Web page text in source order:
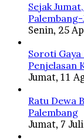
Sejak
Palembang-
Senin, 25
Soroti
Penjelasan
Jumat, 11
Ratu Dewa
Palembang
Jumat, 7